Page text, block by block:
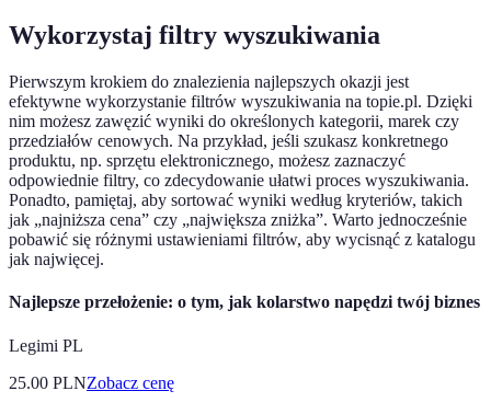
Wykorzystaj filtry wyszukiwania
Pierwszym krokiem do znalezienia najlepszych okazji jest
efektywne wykorzystanie filtrów wyszukiwania na topie.pl. Dzięki
nim możesz zawęzić wyniki do określonych kategorii, marek czy
przedziałów cenowych. Na przykład, jeśli szukasz konkretnego
produktu, np. sprzętu elektronicznego, możesz zaznaczyć
odpowiednie filtry, co zdecydowanie ułatwi proces wyszukiwania.
Ponadto, pamiętaj, aby sortować wyniki według kryteriów, takich
jak „najniższa cena” czy „największa zniżka”. Warto jednocześnie
pobawić się różnymi ustawieniami filtrów, aby wycisnąć z katalogu
jak najwięcej.
Najlepsze przełożenie: o tym, jak kolarstwo napędzi twój biznes
Legimi PL
25.00 PLNZobacz cenę